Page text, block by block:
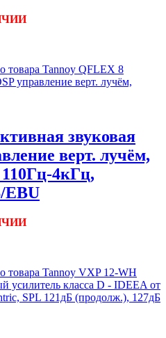
звуковая
верт. лучём,
4кГц,
EBU